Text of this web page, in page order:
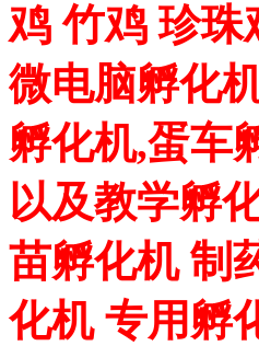
鸡 竹鸡 珍
微电脑孵化
孵化机,蛋车
以及教学孵
苗孵化机 制
化机 专用孵